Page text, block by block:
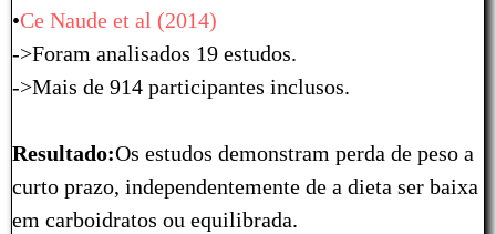
•Ce Naude et al (2014)
->Foram analisados 19 estudos.
->Mais de 914 participantes inclusos.
Resultado:Os estudos demonstram perda de peso a
curto prazo, independentemente de a dieta ser baixa
em carboidratos ou equilibrada.